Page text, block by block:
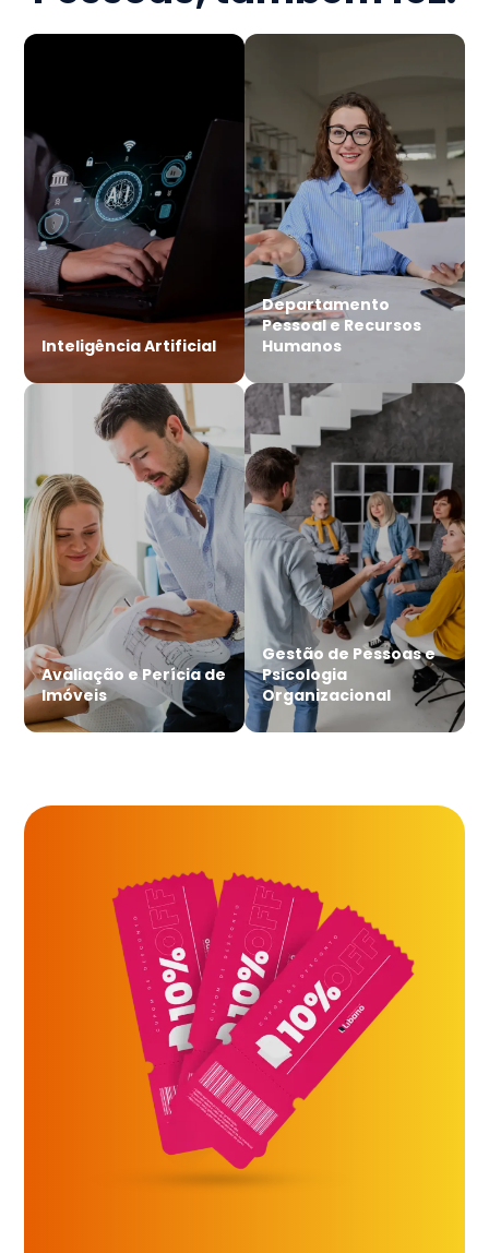
Inteligência Artificial
Departamento
Pessoal e Recursos
Humanos
Avaliação e Perícia de
Imóveis
Gestão de Pessoas e
Psicologia
Organizacional